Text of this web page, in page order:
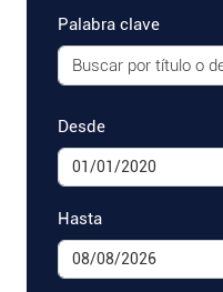
Palabra clave
Desde
Hasta